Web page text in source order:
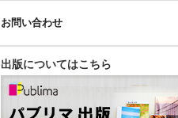
お問い合わせ
出版についてはこちら